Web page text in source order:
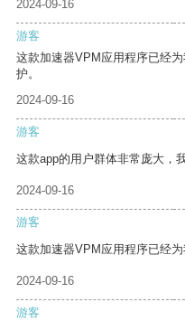
2024-09-16
游客
这款加速器VPM应用程序已经
护。
2024-09-16
游客
这款app的用户群体非常庞大，
2024-09-16
游客
这款加速器VPM应用程序已经
2024-09-16
游客